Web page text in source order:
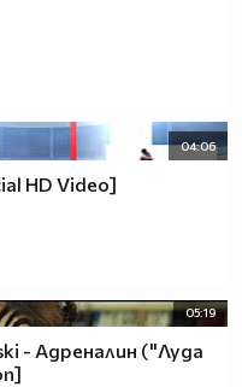
04:06
HD Video]
05:19
- Адреналин ("Луда